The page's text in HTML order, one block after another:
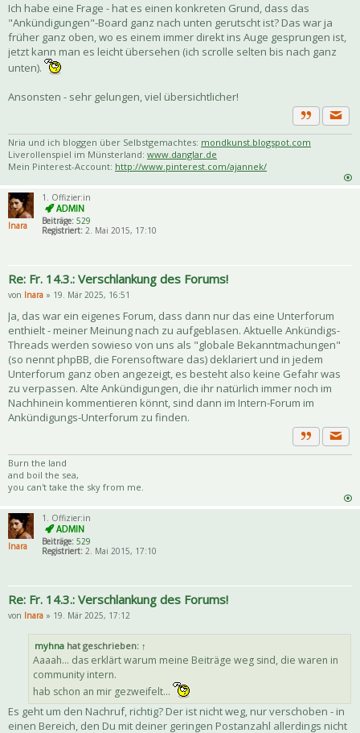
Ich habe eine Frage - hat es einen konkreten Grund, dass das
"Ankündigungen"-Board ganz nach unten gerutscht ist? Das war ja
früher ganz oben, wo es einem immer direkt ins Auge gesprungen ist,
jetzt kann man es leicht übersehen (ich scrolle selten bis nach ganz
unten).
Ansonsten - sehr gelungen, viel übersichtlicher!
Zitat
Nria und ich bloggen über Selbstgemachtes: mondkunst.blogspot.com
Liverollenspiel im Münsterland: www.danglar.de
Mein Pinterest-Account: http://www.pinterest.com/ajannek/
Inara
1. Offizier:in
Beiträge: 529
Registriert: 2. Mai 2015, 17:10
Re: Fr. 14.3.: Verschlankung des Forums!
von Inara » 19. Mär 2025, 16:51
Ja, das war ein eigenes Forum, dass dann nur das eine Unterforum
enthielt - meiner Meinung nach zu aufgeblasen. Aktuelle Ankündigs-
Threads werden sowieso von uns als "globale Bekanntmachungen"
(so nennt phpBB, die Forensoftware das) deklariert und in jedem
Unterforum ganz oben angezeigt, es besteht also keine Gefahr was
zu verpassen. Alte Ankündigungen, die ihr natürlich immer noch im
Nachhinein kommentieren könnt, sind dann im Intern-Forum im
Ankündigungs-Unterforum zu finden.
Zitat
Burn the land
and boil the sea,
you can't take the sky from me.
Inara
1. Offizier:in
Beiträge: 529
Registriert: 2. Mai 2015, 17:10
Re: Fr. 14.3.: Verschlankung des Forums!
von Inara » 19. Mär 2025, 17:12
myhna hat geschrieben: ↑
Aaaah... das erklärt warum meine Beiträge weg sind, die waren in
community intern.
hab schon an mir gezweifelt...
Es geht um den Nachruf, richtig? Der ist nicht weg, nur verschoben - in
einen Bereich, den Du mit deiner geringen Postanzahl allerdings nicht